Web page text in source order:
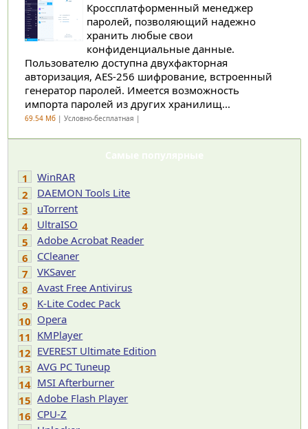
Кроссплатформенный менеджер
паролей, позволяющий надежно
хранить любые свои
конфиденциальные данные.
Пользователю доступна двухфакторная
авторизация, AES-256 шифрование, встроенный
генератор паролей. Имеется возможность
импорта паролей из других хранилищ...
69.54 Мб| Условно-бесплатная |
Самые популярные
1
WinRAR
2
DAEMON Tools Lite
3
uTorrent
4
UltraISO
5
Adobe Acrobat Reader
6
CCleaner
7
VKSaver
8
Avast Free Antivirus
9
K-Lite Codec Pack
10 Opera
11 KMPlayer
12 EVEREST Ultimate Edition
13 AVG PC Tuneup
14 MSI Afterburner
15 Adobe Flash Player
16 CPU-Z